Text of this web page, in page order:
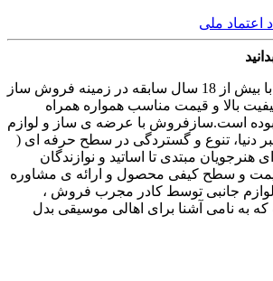
فروشگاه سازفروش با بیش از 18 سال سابقه در زمینه فروش ساز
بالا و قیمت مناسب همواره همراه
است.سازفروش با عرضه ی ساز و لوازم
دنیا، تنوع و گستردگی در سطح حرفه ای (
هنرجویان مبتدی تا اساتید و نوازندگان
و سطح کیفی محصول و ارائه ی مشاوره
لوازم جانبی توسط کادر مجرب فروش ،
به نامی آشنا برای اهالی موسیقی بدل